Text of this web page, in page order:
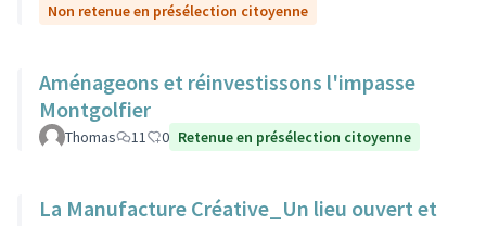
Non retenue en présélection citoyenne
Aménageons et réinvestissons l'impasse
Montgolfier
Thomas 11 0 Retenue en présélection citoyenne
La Manufacture Créative_Un lieu ouvert et